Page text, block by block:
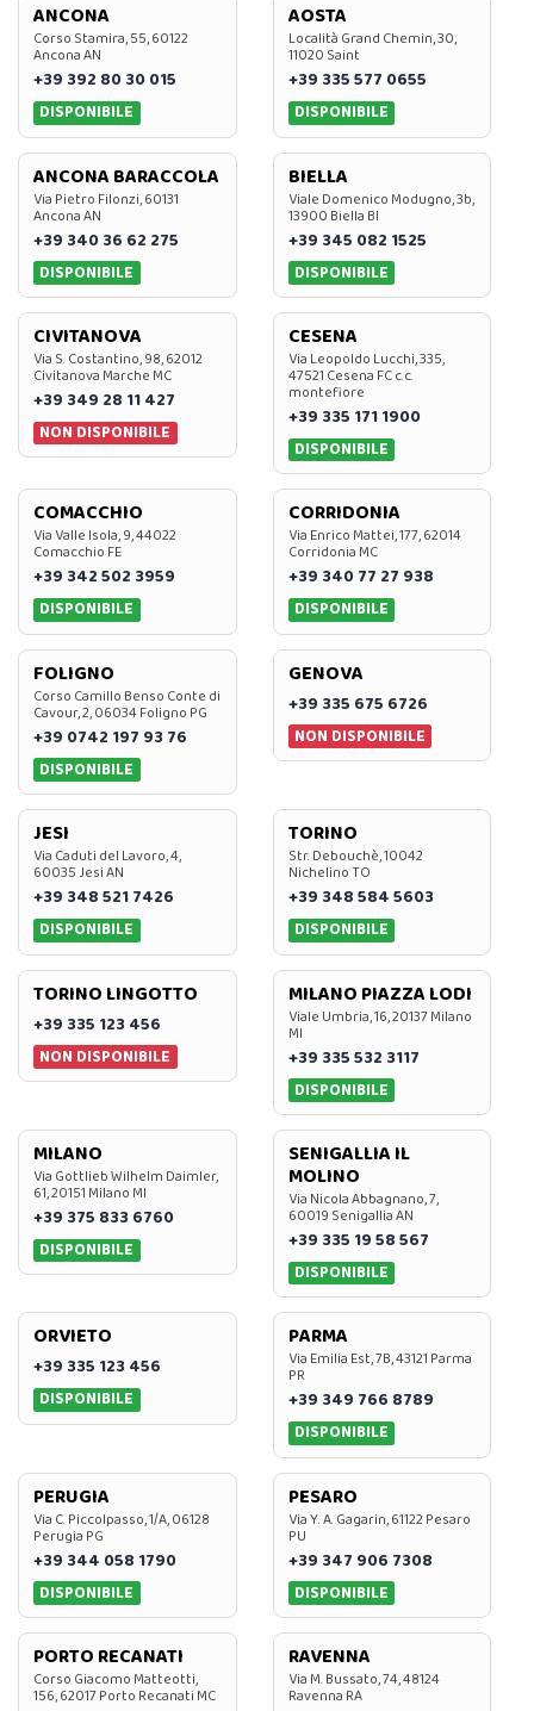
ANCONA
Corso Stamira, 55, 60122
Ancona AN
+39 392 80 30 015
DISPONIBILE
AOSTA
Località Grand Chemin, 30,
11020 Saint
+39 335 577 0655
DISPONIBILE
ANCONA BARACCOLA
Via Pietro Filonzi, 60131
Ancona AN
+39 340 36 62 275
DISPONIBILE
BIELLA
Viale Domenico Modugno, 3b,
13900 Biella BI
+39 345 082 1525
DISPONIBILE
CIVITANOVA
Via S. Costantino, 98, 62012
Civitanova Marche MC
+39 349 28 11 427
NON DISPONIBILE
CESENA
Via Leopoldo Lucchi, 335,
47521 Cesena FC c.c.
montefiore
+39 335 171 1900
DISPONIBILE
COMACCHIO
Via Valle Isola, 9, 44022
Comacchio FE
+39 342 502 3959
DISPONIBILE
CORRIDONIA
Via Enrico Mattei, 177, 62014
Corridonia MC
+39 340 77 27 938
DISPONIBILE
FOLIGNO
Corso Camillo Benso Conte di
Cavour, 2, 06034 Foligno PG
+39 0742 197 93 76
DISPONIBILE
GENOVA
+39 335 675 6726
NON DISPONIBILE
JESI
Via Caduti del Lavoro, 4,
60035 Jesi AN
+39 348 521 7426
DISPONIBILE
TORINO
Str. Debouchè, 10042
Nichelino TO
+39 348 584 5603
DISPONIBILE
TORINO LINGOTTO
+39 335 123 456
NON DISPONIBILE
MILANO PIAZZA LODI
Viale Umbria, 16, 20137 Milano
MI
+39 335 532 3117
DISPONIBILE
MILANO
Via Gottlieb Wilhelm Daimler,
61, 20151 Milano MI
+39 375 833 6760
DISPONIBILE
SENIGALLIA IL
MOLINO
Via Nicola Abbagnano, 7,
60019 Senigallia AN
+39 335 19 58 567
DISPONIBILE
ORVIETO
+39 335 123 456
DISPONIBILE
PARMA
Via Emilia Est, 7B, 43121 Parma
PR
+39 349 766 8789
DISPONIBILE
PERUGIA
Via C. Piccolpasso, 1/A, 06128
Perugia PG
+39 344 058 1790
DISPONIBILE
PESARO
Via Y. A. Gagarin, 61122 Pesaro
PU
+39 347 906 7308
DISPONIBILE
PORTO RECANATI
Corso Giacomo Matteotti,
156, 62017 Porto Recanati MC
RAVENNA
Via M. Bussato, 74, 48124
Ravenna RA